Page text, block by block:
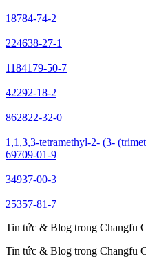
18784-74-2
224638-27-1
1184179-50-7
42292-18-2
862822-32-0
1,1,3,3-tetramethyl-2- (3-
69709-01-9
34937-00-3
25357-81-7
Tin tức & Blog trong Changfu
Tin tức & Blog trong Changfu